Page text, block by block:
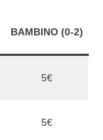
BAMBINO (0-2)
5€
5€